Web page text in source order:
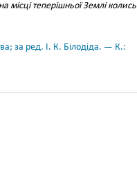
місці теперішньої Землі колись
за ред. І. К. Білодіда. — К.: